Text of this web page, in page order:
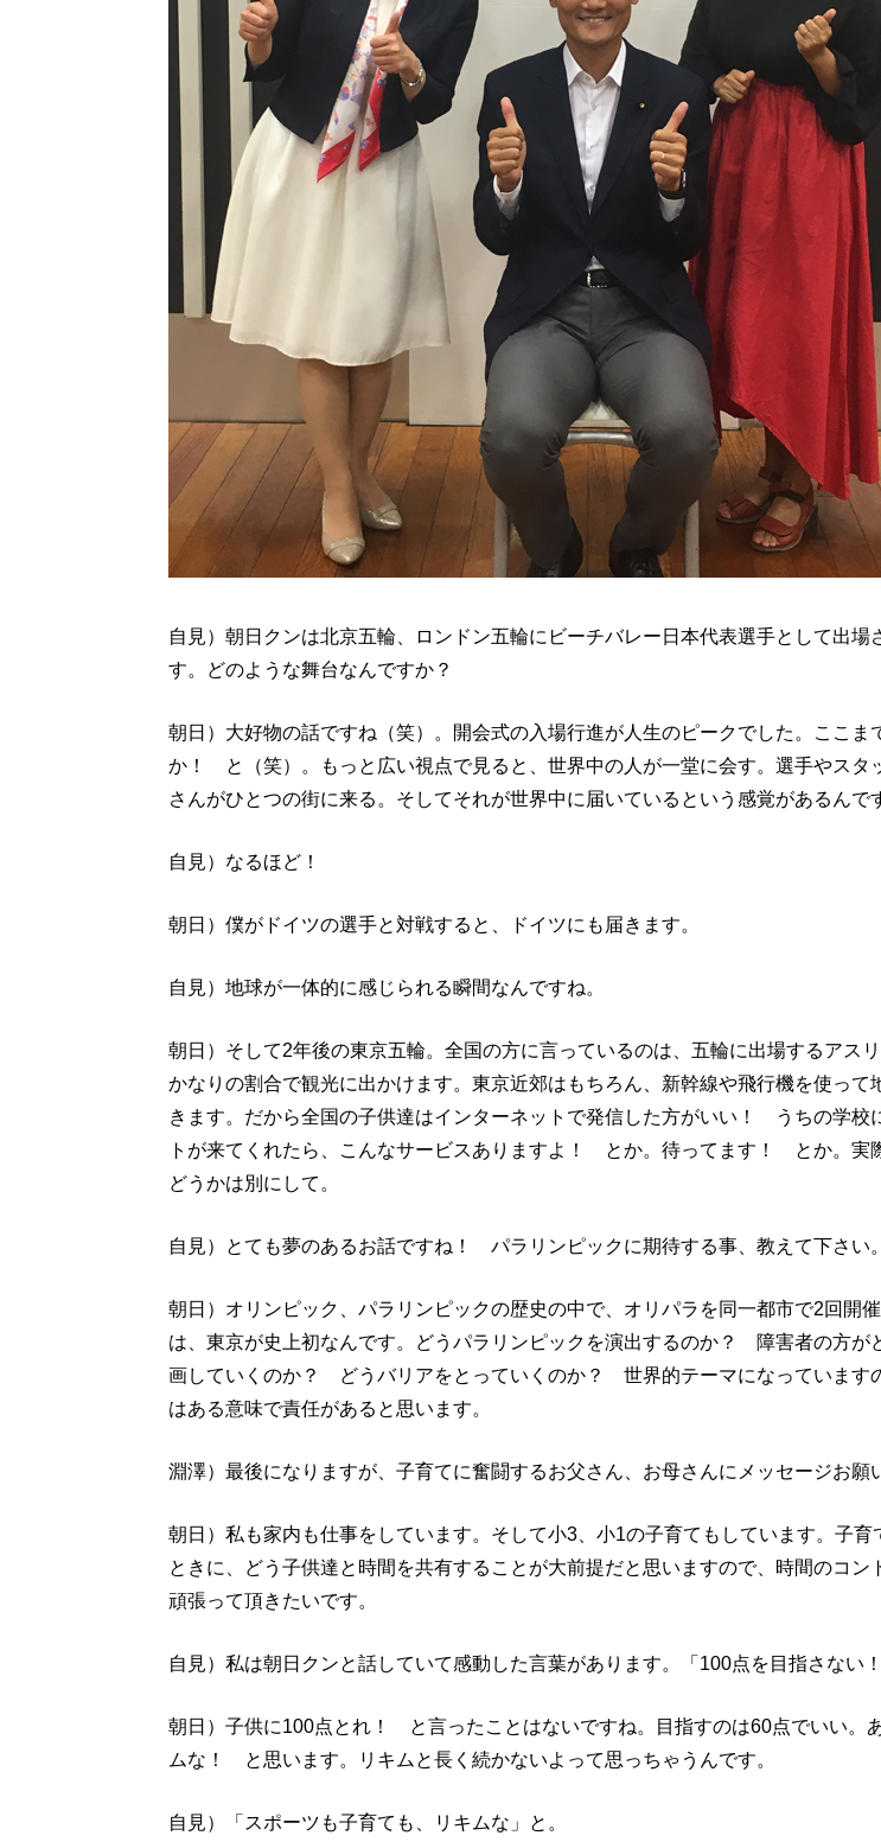
自見）朝日クンは北京五輪、ロンドン五輪にビーチバレー日本代表選手として出場
す。どのような舞台なんですか？
朝日）大好物の話ですね（笑）。開会式の入場行進が人生のピークでした。ここま
か！ と（笑）。もっと広い視点で見ると、世界中の人が一堂に会す。選手やスタ
さんがひとつの街に来る。そしてそれが世界中に届いているという感覚があるんで
自見）なるほど！
朝日）僕がドイツの選手と対戦すると、ドイツにも届きます。
自見）地球が一体的に感じられる瞬間なんですね。
朝日）そして2年後の東京五輪。全国の方に言っているのは、五輪に出場するアスリ
かなりの割合で観光に出かけます。東京近郊はもちろん、新幹線や飛行機を使って
きます。だから全国の子供達はインターネットで発信した方がいい！ うちの学校
トが来てくれたら、こんなサービスありますよ！ とか。待ってます！ とか。実
どうかは別にして。
自見）とても夢のあるお話ですね！ パラリンピックに期待する事、教えて下さい。
朝日）オリンピック、パラリンピックの歴史の中で、オリパラを同一都市で2回開
は、東京が史上初なんです。どうパラリンピックを演出するのか？ 障害者の方が
画していくのか？ どうバリアをとっていくのか？ 世界的テーマになっています
はある意味で責任があると思います。
淵澤）最後になりますが、子育てに奮闘するお父さん、お母さんにメッセージお願
朝日）私も家内も仕事をしています。そして小3、小1の子育てもしています。子育
ときに、どう子供達と時間を共有することが大前提だと思いますので、時間のコン
頑張って頂きたいです。
自見）私は朝日クンと話していて感動した言葉があります。「100点を目指さない！
朝日）子供に100点とれ！ と言ったことはないですね。目指すのは60点でいい。
ムな！ と思います。リキムと長く続かないよって思っちゃうんです。
自見）「スポーツも子育ても、リキムな」と。